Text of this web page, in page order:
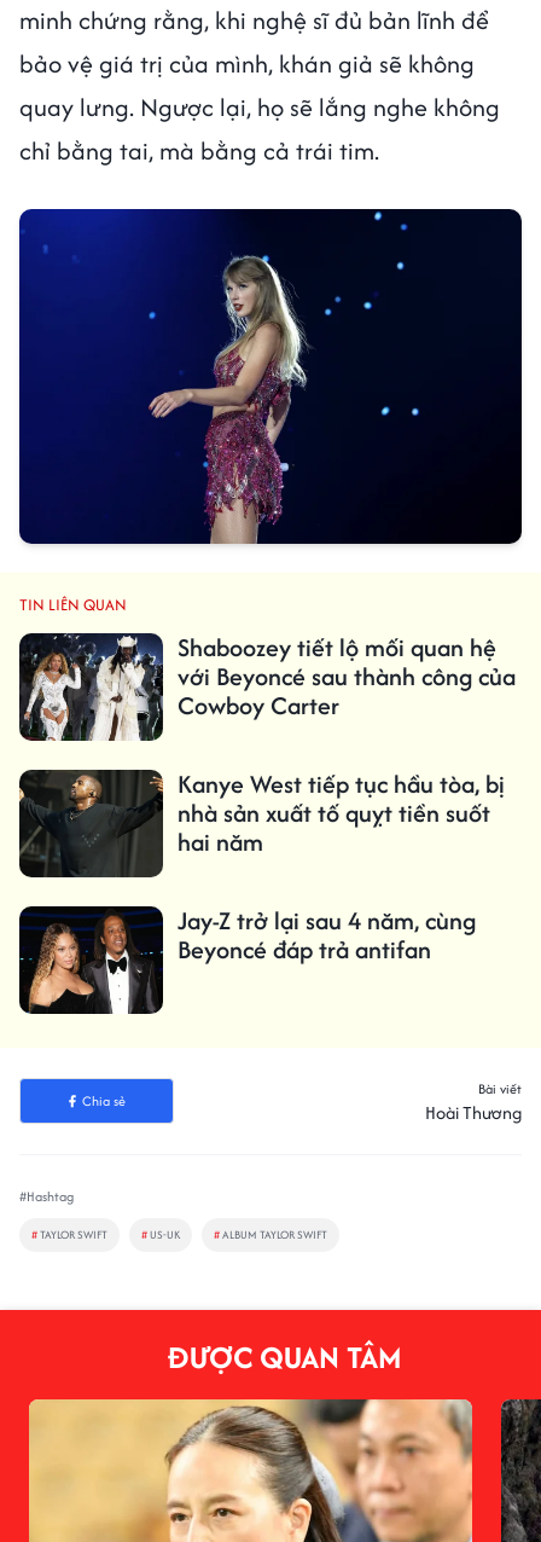
minh chứng rằng, khi nghệ sĩ đủ bản lĩnh để
bảo vệ giá trị của mình, khán giả sẽ không
quay lưng. Ngược lại, họ sẽ lắng nghe không
chỉ bằng tai, mà bằng cả trái tim.
TIN LIÊN QUAN
Shaboozey tiết lộ mối quan hệ
với Beyoncé sau thành công của
Cowboy Carter
Kanye West tiếp tục hầu tòa, bị
nhà sản xuất tố quỵt tiền suốt
hai năm
Jay-Z trở lại sau 4 năm, cùng
Beyoncé đáp trả antifan
Chia sẻ
Bài viết
Hoài Thương
#Hashtag
#TAYLOR SWIFT #US-UK #ALBUM TAYLOR SWIFT
ĐƯỢC QUAN TÂM